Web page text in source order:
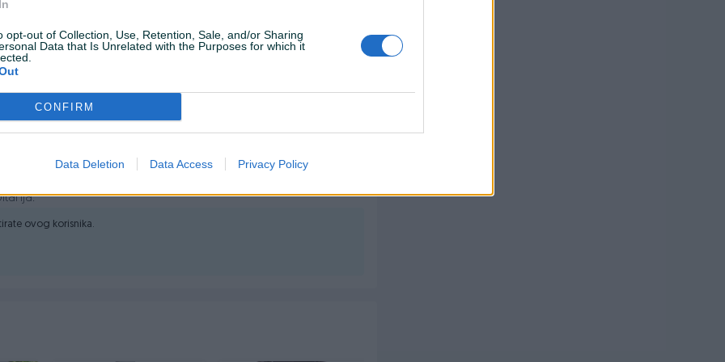
opt-out of Collection, Use, Retention, Sale, and/or Sharing
Data that Is Unrelated with the Purposes for which it
CONFIRM
Data Deletion Data Access Privacy Policy
dugovječnost i otpornost.
za brzo oslobađanje.
umor korisnika.
ulja.
ovog korisnika.